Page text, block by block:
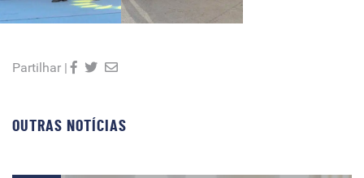
Partilhar |
OUTRAS NOTÍCIAS